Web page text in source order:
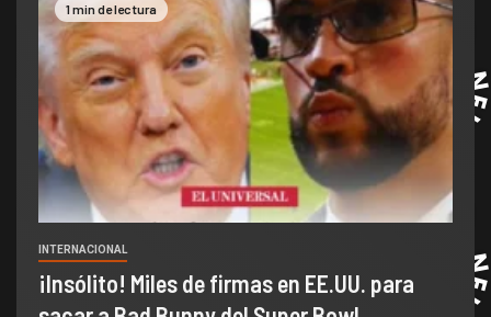
1 min de lectura
INTERNACIONAL
¡Insólito! Miles de firmas en EE.UU. para